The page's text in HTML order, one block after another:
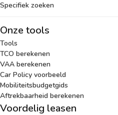
Specifiek zoeken
Onze tools
Tools
TCO berekenen
VAA berekenen
Car Policy voorbeeld
Mobiliteitsbudgetgids
Aftrekbaarheid berekenen
Voordelig leasen